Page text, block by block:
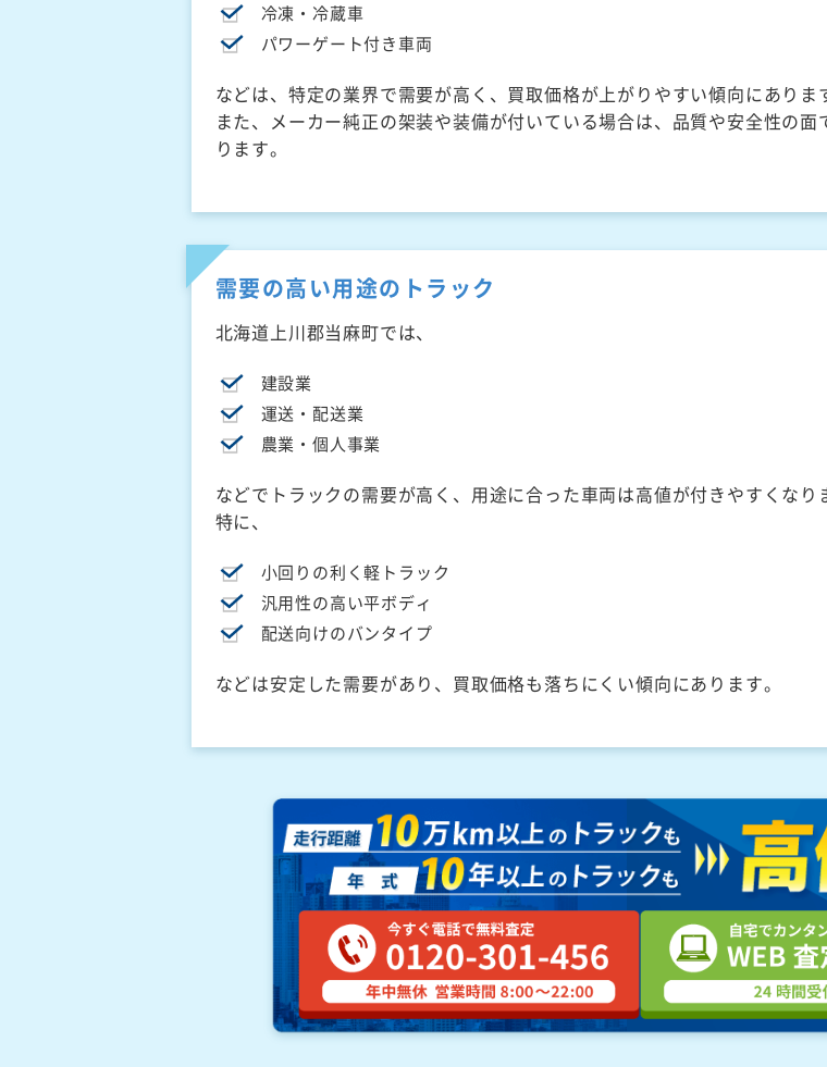
冷凍・冷蔵車
パワーゲート付き車両
などは、特定の業界で需要が高く、買取価格が上がりやすい傾向にありま
また、メーカー純正の架装や装備が付いている場合は、品質や安全性の
ります。
需要の高い用途のトラック
北海道上川郡当麻町では、
建設業
運送・配送業
農業・個人事業
などでトラックの需要が高く、用途に合った車両は高値が付きやすくなり
特に、
小回りの利く軽トラック
汎用性の高い平ボディ
配送向けのバンタイプ
などは安定した需要があり、買取価格も落ちにくい傾向にあります。